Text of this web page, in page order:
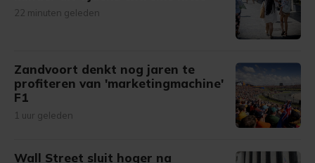
22 minuten geleden
Zandvoort denkt nog jaren te
profiteren van 'marketingmachine'
F1
1 uur geleden
Wall Street sluit hoger na